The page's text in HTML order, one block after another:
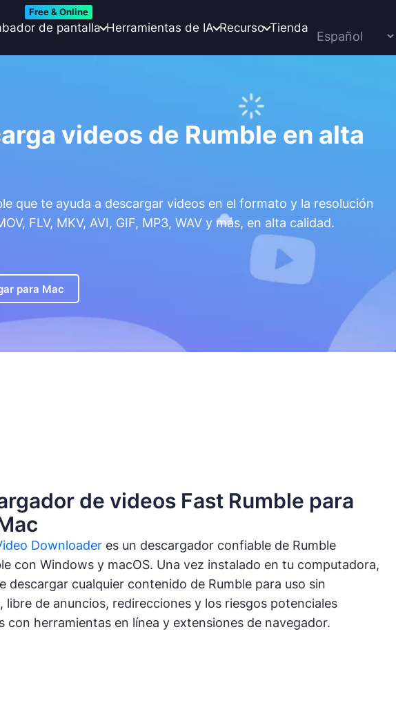
de pantalla
Free & Online
Herramientas de IA Recurso Tienda
videos de Rumble en alta
que te ayuda a descargar videos en el formato y la resolución
FLV, MKV, AVI, GIF, MP3, WAV y más, en alta calidad.
para Mac
de videos Fast Rumble para
Downloader es un descargador confiable de Rumble
con Windows y macOS. Una vez instalado en tu computadora,
descargar cualquier contenido de Rumble para uso sin
libre de anuncios, redirecciones y los riesgos potenciales
con herramientas en línea y extensiones de navegador.